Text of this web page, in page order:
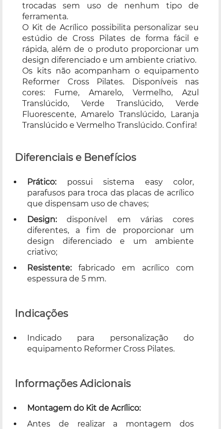
trocadas sem uso de nenhum tipo de
ferramenta.
O Kit de Acrílico possibilita personalizar seu
estúdio de Cross Pilates de forma fácil e
rápida, além de o produto proporcionar um
design diferenciado e um ambiente criativo.
Os kits não acompanham o equipamento
Reformer Cross Pilates. Disponíveis nas
cores: Fume, Amarelo, Vermelho, Azul
Translúcido, Verde Translúcido, Verde
Fluorescente, Amarelo Translúcido, Laranja
Translúcido e Vermelho Translúcido. Confira!
Diferenciais e Benefícios
Prático: possui sistema easy color,
parafusos para troca das placas de acrílico
que dispensam uso de chaves;
Design:disponível em várias cores
diferentes, a fim de proporcionar um
design diferenciado e um ambiente
criativo;
Resistente: fabricado em acrílico com
espessura de 5 mm.
Indicações
Indicado para personalização do
equipamento Reformer Cross Pilates.
Informações Adicionais
Montagem do Kit de Acrílico:
Antes de realizar a montagem dos